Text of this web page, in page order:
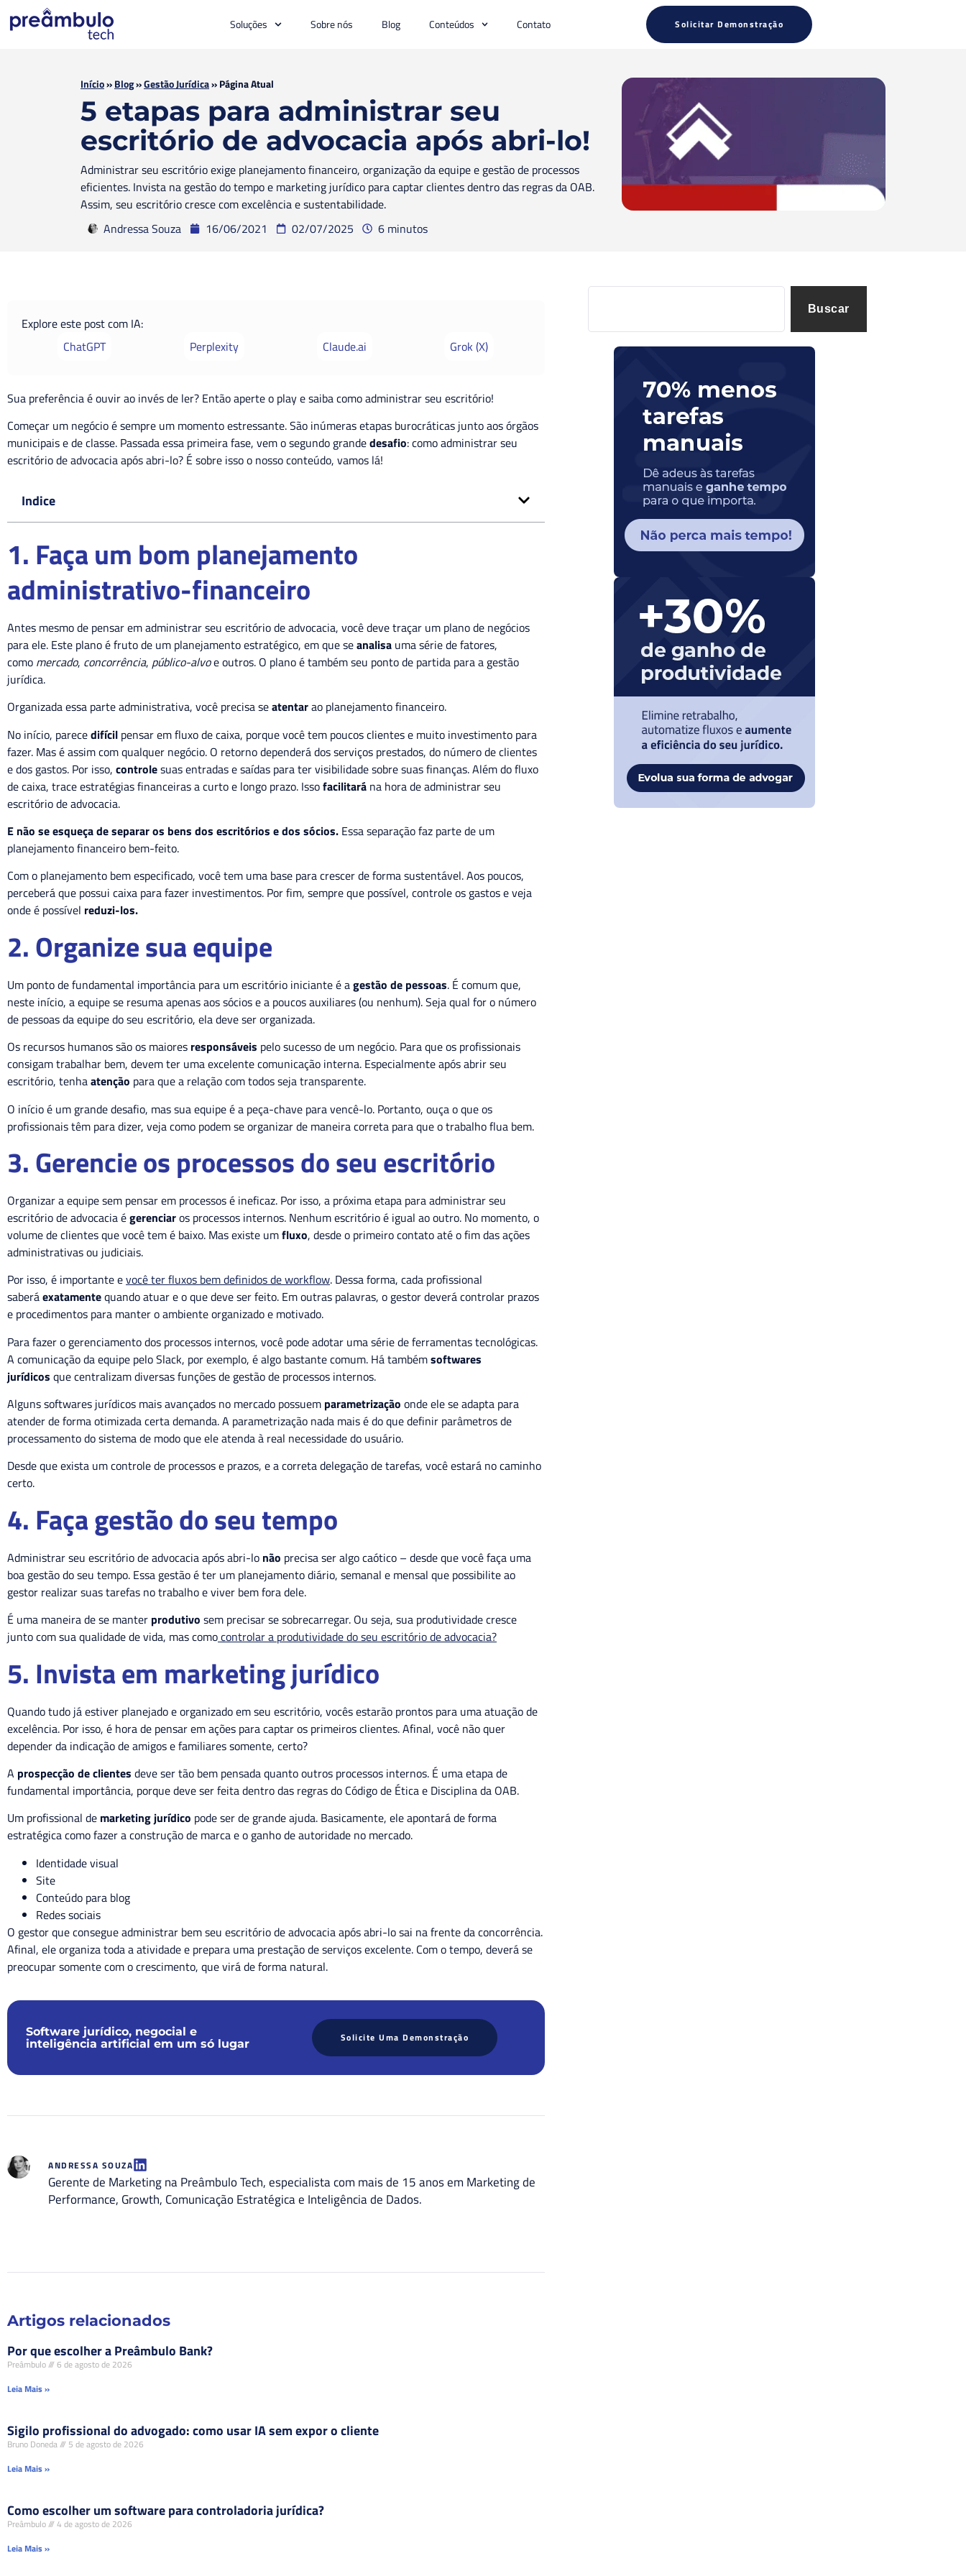
Soluções Sobre nós Blog Conteúdos Contato Solicitar Demonstração
Início»Blog»Gestão Jurídica»Página Atual
5 etapas para administrar seu
escritório de advocacia após abri-lo!
Administrar seu escritório exige planejamento financeiro, organização da equipe e gestão de processos
eficientes. Invista na gestão do tempo e marketing jurídico para captar clientes dentro das regras da OAB.
Assim, seu escritório cresce com excelência e sustentabilidade.
Andressa Souza
16/06/2021 02/07/2025 6 minutos
Explore este post com IA:
ChatGPT
Perplexity Claude.ai Grok (X)
Sua preferência é ouvir ao invés de ler? Então aperte o play e saiba como administrar seu escritório!
Começar um negócio é sempre um momento estressante. São inúmeras etapas burocráticas junto aos órgãos
municipais e de classe. Passada essa primeira fase, vem o segundo grandedesafio: como administrar seu
escritório de advocacia após abri-lo? É sobre isso o nosso conteúdo, vamos lá!
Indice
1. Faça um bom planejamento
administrativo-financeiro
Antes mesmo de pensar em administrar seu escritório de advocacia, você deve traçar um plano de negócios
para ele. Este plano é fruto de um planejamento estratégico, em que seanalisa uma série de fatores,
como mercado, concorrência, público-alvoe outros. O plano é também seu ponto de partida para a gestão
jurídica.
Organizada essa parte administrativa, você precisa seatentarao planejamento financeiro.
No início, parecedifícil pensar em fluxo de caixa, porque você tem poucos clientes e muito investimento para
fazer. Mas é assim com qualquer negócio. O retorno dependerá dos serviços prestados, do número de clientes
e dos gastos. Por isso, controlesuas entradas e saídas para ter visibilidade sobre suas finanças. Além do fluxo
de caixa, trace estratégias financeiras a curto e longo prazo. Issofacilitará na hora de administrar seu
escritório de advocacia.
E não se esqueça de separar os bens dos escritórios e dos sócios. Essa separação faz parte de um
planejamento financeiro bem-feito.
Com o planejamento bem especificado, você tem uma base para crescer de forma sustentável. Aos poucos,
perceberá que possui caixa para fazer investimentos. Por fim, sempre que possível, controle os gastos e veja
onde é possível reduzi-los.
2. Organize sua equipe
Um ponto de fundamental importância para um escritório iniciante é agestão de pessoas. É comum que,
neste início, a equipe se resuma apenas aos sócios e a poucos auxiliares (ou nenhum). Seja qual for o número
de pessoas da equipe do seu escritório, ela deve ser organizada.
Os recursos humanos são os maiores responsáveis pelo sucesso de um negócio. Para que os profissionais
consigam trabalhar bem, devem ter uma excelente comunicação interna. Especialmente após abrir seu
escritório, tenhaatenção para que a relação com todos seja transparente.
O início é um grande desafio, mas sua equipe é a peça-chave para vencê-lo. Portanto, ouça o que os
profissionais têm para dizer, veja como podem se organizar de maneira correta para que o trabalho flua bem.
3. Gerencie os processos do seu escritório
Organizar a equipe sem pensar em processos é ineficaz. Por isso, a próxima etapa para administrar seu
escritório de advocacia égerenciaros processos internos. Nenhum escritório é igual ao outro. No momento, o
volume de clientes que você tem é baixo. Mas existe umfluxo, desde o primeiro contato até o fim das ações
administrativas ou judiciais.
Por isso, é importante evocê ter fluxos bem definidos de workflow. Dessa forma, cada profissional
saberáexatamentequando atuar e o que deve ser feito. Em outras palavras, o gestor deverá controlar prazos
e procedimentos para manter o ambiente organizado e motivado.
Para fazer o gerenciamento dos processos internos, você pode adotar uma série de ferramentas tecnológicas.
A comunicação da equipe pelo Slack, por exemplo, é algo bastante comum. Há tambémsoftwares
jurídicos que centralizam diversas funções de gestão de processos internos.
Alguns softwares jurídicos mais avançados no mercado possuem parametrização onde ele se adapta para
atender de forma otimizada certa demanda. A parametrização nada mais é do que definir parâmetros de
processamento do sistema de modo que ele atenda à real necessidade do usuário.
Desde que exista um controle de processos e prazos, e a correta delegação de tarefas, você estará no caminho
certo.
4. Faça gestão do seu tempo
Administrar seu escritório de advocacia após abri-lo não precisa ser algo caótico – desde que você faça uma
boa gestão do seu tempo. Essa gestão é ter um planejamento diário, semanal e mensal que possibilite ao
gestor realizar suas tarefas no trabalho e viver bem fora dele.
É uma maneira de se manter produtivo sem precisar se sobrecarregar. Ou seja, sua produtividade cresce
junto com sua qualidade de vida, mas comocontrolar a produtividade do seu escritório de advocacia?
5. Invista em marketing jurídico
Quando tudo já estiver planejado e organizado em seu escritório, vocês estarão prontos para uma atuação de
excelência. Por isso, é hora de pensar em ações para captar os primeiros clientes. Afinal, você não quer
depender da indicação de amigos e familiares somente, certo?
A prospecção de clientes deve ser tão bem pensada quanto outros processos internos. É uma etapa de
fundamental importância, porque deve ser feita dentro das regras do Código de Ética e Disciplina da OAB.
Um profissional de marketing jurídico pode ser de grande ajuda. Basicamente, ele apontará de forma
estratégica como fazer a construção de marca e o ganho de autoridade no mercado.
Identidade visual
Site
Conteúdo para blog
Redes sociais
O gestor que consegue administrar bem seu escritório de advocacia após abri-lo sai na frente da concorrência.
Afinal, ele organiza toda a atividade e prepara uma prestação de serviços excelente. Com o tempo, deverá se
preocupar somente com o crescimento, que virá de forma natural.
Software jurídico, negocial e
inteligência artificial em um só lugar
Solicite Uma Demonstração
ANDRESSA SOUZA
Gerente de Marketing na Preâmbulo Tech, especialista com mais de 15 anos em Marketing de
Performance, Growth, Comunicação Estratégica e Inteligência de Dados.
Artigos relacionados
Por que escolher a Preâmbulo Bank?
Preâmbulo
6 de agosto de 2026
Leia Mais »
Sigilo profissional do advogado: como usar IA sem expor o cliente
Bruno Doneda
5 de agosto de 2026
Leia Mais »
Como escolher um software para controladoria jurídica?
Preâmbulo
4 de agosto de 2026
Leia Mais »
Buscar